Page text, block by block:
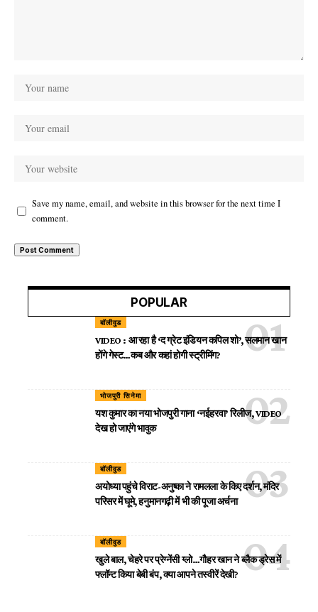
Save my name, email, and website in this browser for the next time I
comment.
POPULAR
बॉलीवुड
VIDEO : आ रहा है ‘द ग्रेट इंडियन कपिल शो’, सलमान खान
होंगे गेस्ट…कब और कहां होगी स्ट्रीमिंग?
भोजपुरी सिनेमा
यश कुमार का नया भोजपुरी गाना ‘नईहरवा’ रिलीज, VIDEO
देख हो जाएंगे भावुक
बॉलीवुड
अयोध्या पहुंचे विराट-अनुष्का ने रामलला के किए दर्शन, मंदिर
परिसर में घूमे, हनुमानगढ़ी में भी की पूजा अर्चना
बॉलीवुड
खुले बाल, चेहरे पर प्रेग्नेंसी ग्लो…गौहर खान ने ब्लैक ड्रेस में
फ्लॉन्ट किया बेबी बंप, क्या आपने तस्वीरें देखी?